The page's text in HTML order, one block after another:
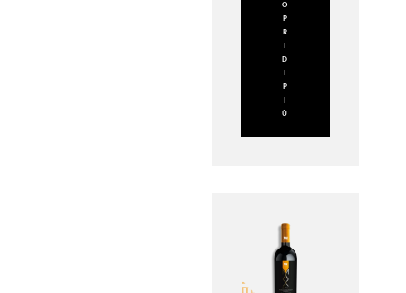
O
P
R
I
D
I
P
I
Ù